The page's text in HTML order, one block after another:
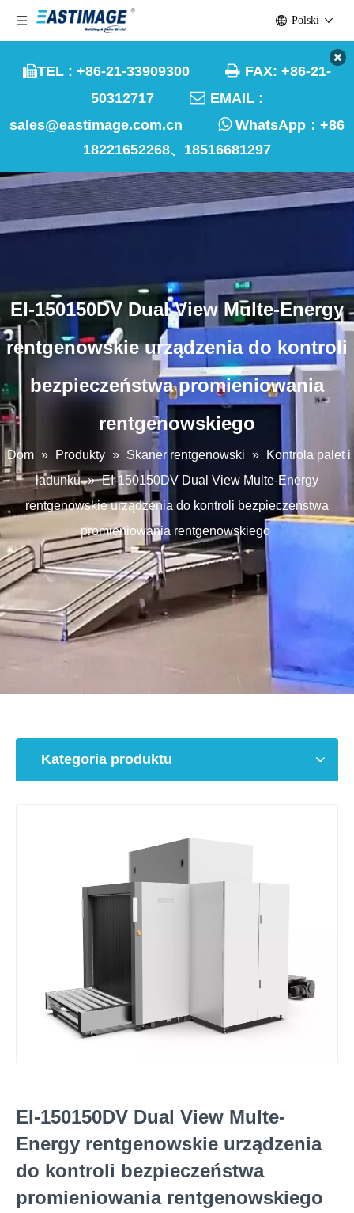
TEL : +86-21-33909300  FAX: +86-21-
50312717  EMAIL :
sales@eastimage.com.cn
WhatsApp： +86
18221652268、18516681297
Polski
EI-150150DV Dual View Multe-Energy
rentgenowskie urządzenia do kontroli
bezpieczeństwa promieniowania
rentgenowskiego
Dom » Produkty » Skaner rentgenowski »
Kontrola palet i
ładunku » EI-150150DV Dual View Multe-Energy
rentgenowskie urządzenia do kontroli bezpieczeństwa
promieniowania rentgenowskiego
Kategoria produktu
EI-150150DV Dual View Multe-
Energy rentgenowskie urządzenia
do kontroli bezpieczeństwa
promieniowania rentgenowskiego